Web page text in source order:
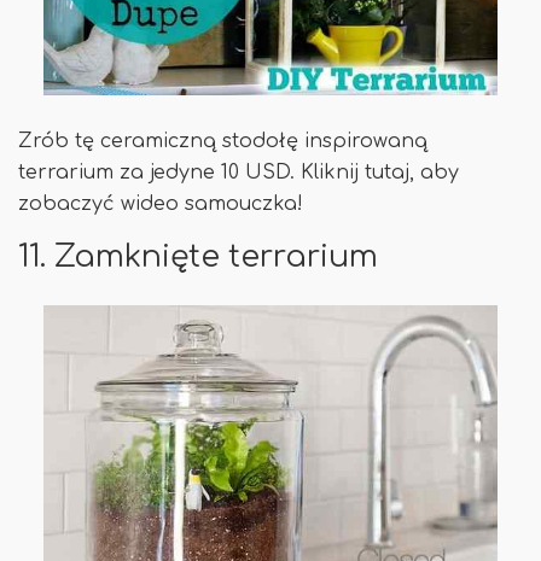
Zrób tę ceramiczną stodołę inspirowaną
terrarium za jedyne 10 USD. Kliknij tutaj, aby
zobaczyć wideo samouczka!
11. Zamknięte terrarium